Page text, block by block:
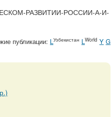
РАЗВИТИИ-РОССИИ-А-И-
публикации: LУзбекистан LWorld Y G